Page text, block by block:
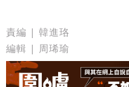
責編 | 韓進珞
編輯 | 周琋瑜